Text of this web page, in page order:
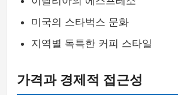
미국의 스타벅스 문화
지역별 독특한 커피 스타일
가격과 경제적 접근성